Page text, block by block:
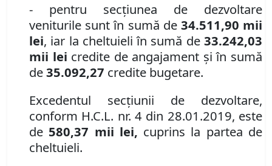
- pentru secţiunea de dezvoltare
veniturile sunt în sumă de 34.511,90 mii
lei, iar la cheltuieli în sumă de 33.242,03
mii lei credite de angajament şi în sumă
de35.092,27 credite bugetare.
Excedentul secţiunii de dezvoltare,
conform H.C.L. nr. 4 din 28.01.2019, este
de 580,37 mii lei, cuprins la partea de
cheltuieli.